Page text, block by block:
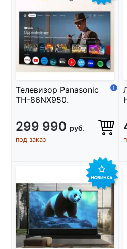
Телевизор Panasonic
TH-86NX950.
299 990 руб.
под заказ